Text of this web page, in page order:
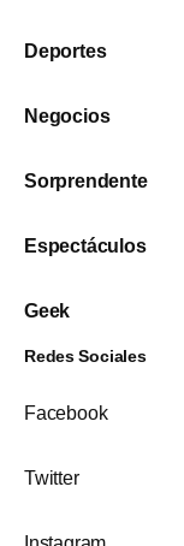
Deportes
Negocios
Sorprendente
Espectáculos
Geek
Redes Sociales
Facebook
Twitter